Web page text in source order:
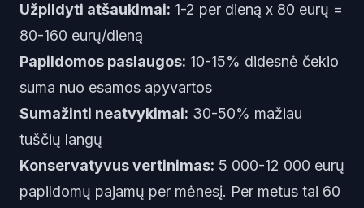
Užpildyti atšaukimai: 1-2 per dieną x 80 eurų =
80-160 eurų/dieną
Papildomos paslaugos: 10-15% didesnė čekio
suma nuo esamos apyvartos
Sumažinti neatvykimai: 30-50% mažiau
tuščių langų
Konservatyvus vertinimas: 5 000-12 000 eurų
papildomų pajamų per mėnesį. Per metus tai 60